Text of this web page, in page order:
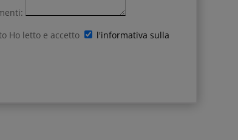
Ho letto e accetto
l'informativa sulla